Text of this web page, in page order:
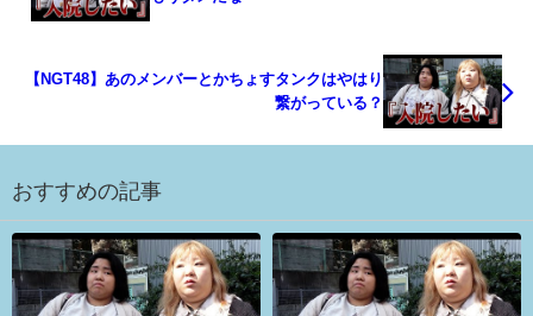
【NGT48】あのメンバーとかちょすタンクはやはり
繋がっている？
おすすめの記事